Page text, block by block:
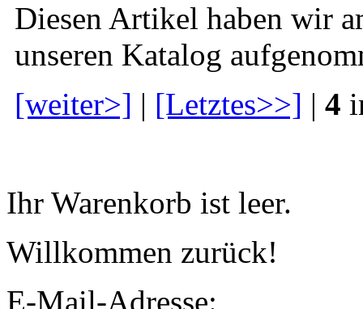
Diesen Artikel haben wir
unseren Katalog
[weiter>] | [Letztes>>] | 4
Ihr Warenkorb ist leer.
Willkommen zurück!
E-Mail-Adresse: